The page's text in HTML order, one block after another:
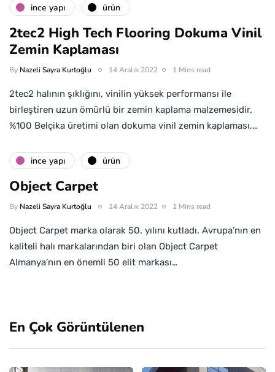
i̇nce yapı ürün
2tec2 High Tech Flooring Dokuma Vinil
Zemin Kaplaması
By Nazeli Sayra Kurtoğlu 14 Aralık 2022 1 Mins read
2tec2 halının şıklığını, vinilin yüksek performansı ile
birleştiren uzun ömürlü bir zemin kaplama malzemesidir.
%100 Belçika üretimi olan dokuma vinil zemin kaplaması,…
i̇nce yapı ürün
Object Carpet
By Nazeli Sayra Kurtoğlu 14 Aralık 2022 1 Mins read
Object Carpet marka olarak 50. yılını kutladı. Avrupa’nın en
kaliteli halı markalarından biri olan Object Carpet
Almanya’nın en önemli 50 elit markası…
En Çok Görüntülenen